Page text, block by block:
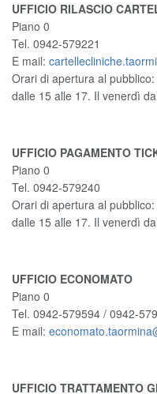
UFFICIO RILASCIO
Piano 0
Tel. 0942-579221
E mail:
Orari di apertura al
dalle 15 alle 17. Il venerdì
UFFICIO PAGAMENTO
Piano 0
Tel. 0942-579240
Orari di apertura al
dalle 15 alle 17. Il venerdì
UFFICIO ECONOMATO
Piano 0
Tel. 0942-579594 / 0942-
E mail:
UFFICIO TRATTAMENTO